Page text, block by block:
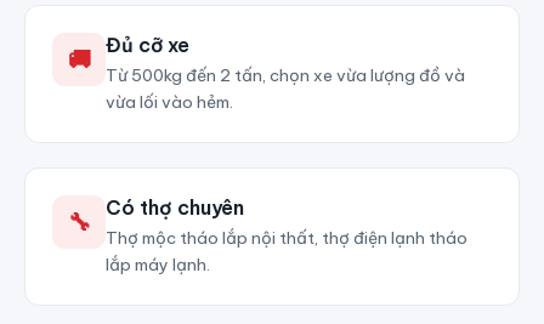
🚚 Đủ cỡ xe
Từ 500kg đến 2 tấn, chọn xe vừa lượng đồ và
vừa lối vào hẻm.
🔧 Có thợ chuyên
Thợ mộc tháo lắp nội thất, thợ điện lạnh tháo
lắp máy lạnh.